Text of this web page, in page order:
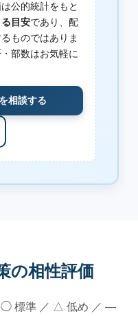
公的統計をもと
目安であり、配
ものではありま
部数はお気軽に
相談する
の相性評価
標準 ／ △ 低め ／ —